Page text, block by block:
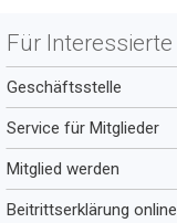
Für Interessierte
Geschäftsstelle
Service für Mitglieder
Mitglied werden
Beitrittserklärung online